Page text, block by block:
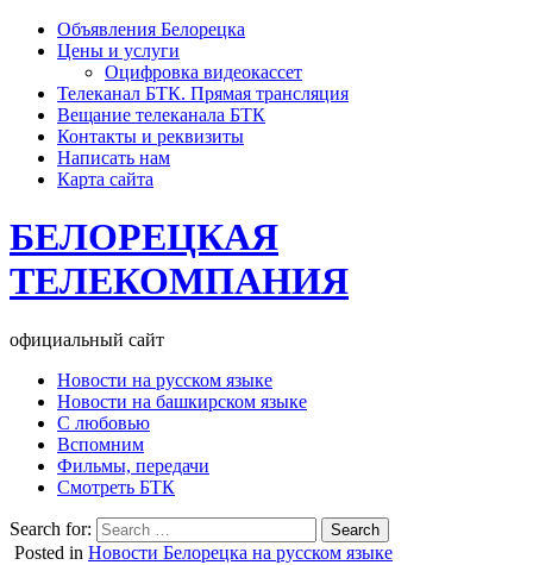
Объявления Белорецка
Цены и услуги
Оцифровка видеокассет
Телеканал БТК. Прямая трансляция
Вещание телеканала БТК
Контакты и реквизиты
Написать нам
Карта сайта
БЕЛОРЕЦКАЯ
ТЕЛЕКОМПАНИЯ
официальный сайт
Новости на русском языке
Новости на башкирском языке
С любовью
Вспомним
Фильмы, передачи
Смотреть БТК
Search for:
Posted in Новости Белорецка на русском языке